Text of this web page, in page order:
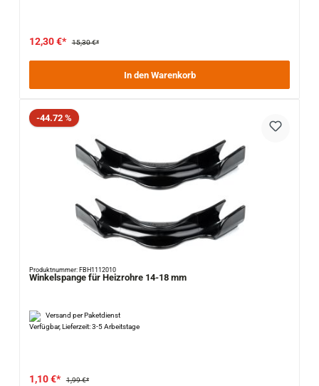
12,30 €* 15,30 €*
In den Warenkorb
Rabatt
-44.72 %
Produktnummer: FBH1112010
Winkelspange für Heizrohre 14-18 mm
Versand per Paketdienst
Verfügbar, Lieferzeit: 3-5 Arbeitstage
1,10 €* 1,99 €*